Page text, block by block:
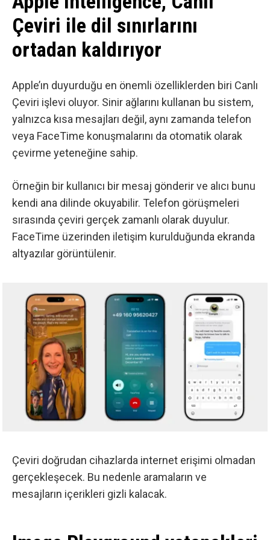
Çeviri ile dil sınırlarını
ortadan kaldırıyor
Apple’ın duyurduğu en önemli özelliklerden biri Canlı
Çeviri işlevi oluyor. Sinir ağlarını kullanan bu sistem,
yalnızca kısa mesajları değil, aynı zamanda telefon
veya FaceTime konuşmalarını da otomatik olarak
çevirme yeteneğine sahip.
Örneğin bir kullanıcı bir mesaj gönderir ve alıcı bunu
kendi ana dilinde okuyabilir. Telefon görüşmeleri
sırasında çeviri gerçek zamanlı olarak duyulur.
FaceTime üzerinden iletişim kurulduğunda ekranda
altyazılar görüntülenir.
Çeviri doğrudan cihazlarda internet erişimi olmadan
gerçekleşecek. Bu nedenle aramaların ve
mesajların içerikleri gizli kalacak.